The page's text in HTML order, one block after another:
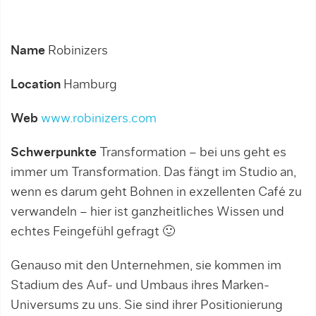
Name Robinizers
Location Hamburg
Web www.robinizers.com
Schwerpunkte
Transformation ­– bei uns geht es
immer um Transformation. Das fängt im Studio an,
wenn es darum geht Bohnen in exzellenten Café zu
verwandeln – hier ist ganzheitliches Wissen und
echtes Feingefühl gefragt 🙂
Genauso mit den Unternehmen, sie kommen im
Stadium des Auf- und Umbaus ihres Marken-
Universums zu uns. Sie sind ihrer Positionierung